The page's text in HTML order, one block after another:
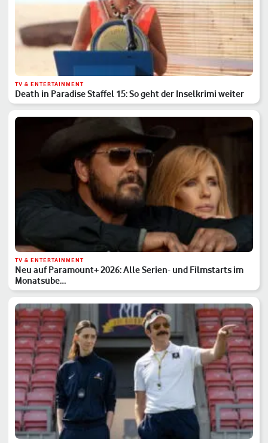
TV & ENTERTAINMENT
Death in Paradise Staffel 15: So geht der Inselkrimi weiter
TV & ENTERTAINMENT
Neu auf Paramount+ 2026: Alle Serien- und Filmstarts im
Monatsübe…